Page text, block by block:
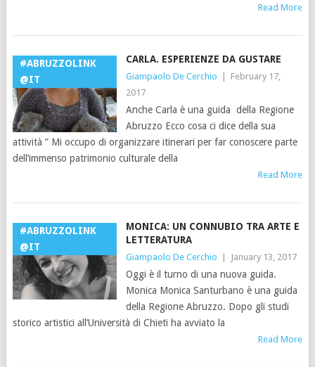
Read More
#ABRUZZOLINK
@IT
CARLA. ESPERIENZE DA GUSTARE
Giampaolo De Cerchio
February 17,
2017
Anche Carla è una guida della Regione
Abruzzo Ecco cosa ci dice della sua
attività ” Mi occupo di organizzare itinerari per far conoscere parte
dell’immenso patrimonio culturale della
Read More
#ABRUZZOLINK
@IT
MONICA: UN CONNUBIO TRA ARTE E
LETTERATURA
Giampaolo De Cerchio January 13, 2017
Oggi è il turno di una nuova guida.
Monica Monica Santurbano è una guida
della Regione Abruzzo. Dopo gli studi
storico artistici all’Università di Chieti ha avviato la
Read More